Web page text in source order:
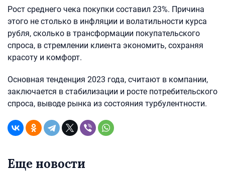
Рост среднего чека покупки составил 23%. Причина
этого не столько в инфляции и волатильности курса
рубля, сколько в трансформации покупательского
спроса, в стремлении клиента экономить, сохраняя
красоту и комфорт.
Основная тенденция 2023 года, считают в компании,
заключается в стабилизации и росте потребительского
спроса, выводе рынка из состояния турбулентности.
Еще новости